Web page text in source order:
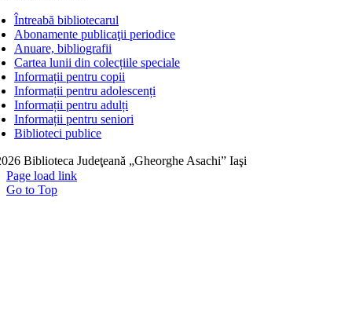
Întreabă bibliotecarul
Abonamente publicaţii periodice
Anuare, bibliografii
Cartea lunii din colecțiile speciale
Informații pentru copii
Informații pentru adolescenți
Informații pentru adulți
Informații pentru seniori
Biblioteci publice
Biblioteca Judeţeană „Gheorghe Asachi” Iaşi
Page load link
Go to Top